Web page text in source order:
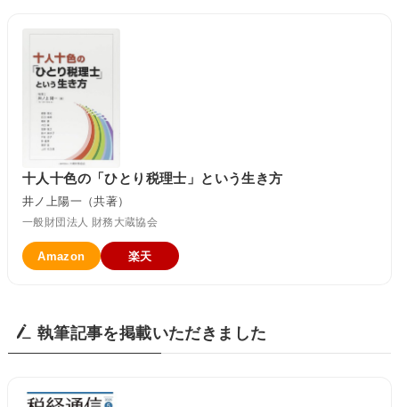
十人十色の「ひとり税理士」という生き方
井ノ上陽一（共著）
一般財団法人 財務大蔵協会
Amazon 楽天
執筆記事を掲載いただきました